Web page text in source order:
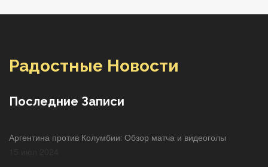
Радостные Новости
Последние Записи
Аргентина против Колумбии: Обзор матча и видеоголы